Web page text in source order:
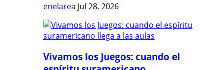
enelarea Jul 28, 2026
Vivamos los Juegos: cuando el